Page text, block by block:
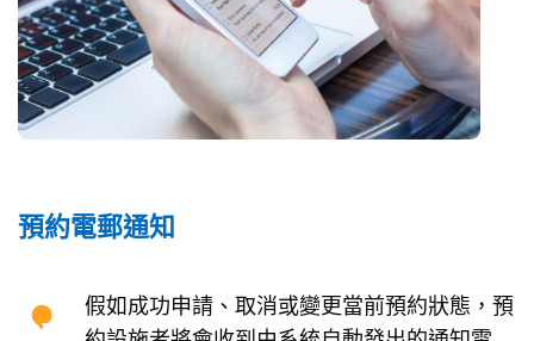
預約電郵通知
假如成功申請、取消或變更當前預約狀態，預